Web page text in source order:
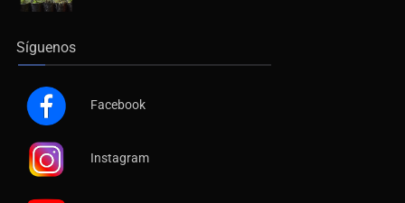
Síguenos
Facebook
Instagram